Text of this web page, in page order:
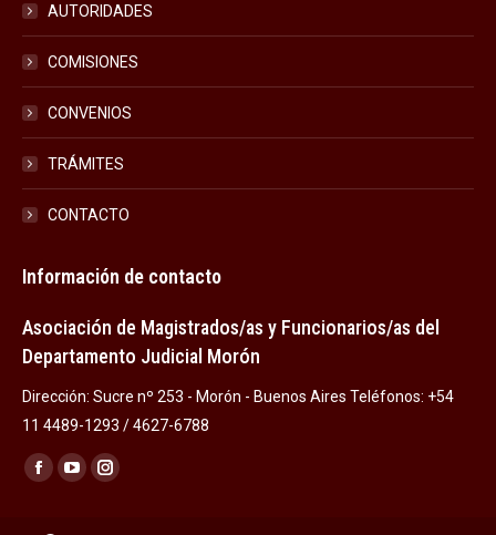
AUTORIDADES
COMISIONES
CONVENIOS
TRÁMITES
CONTACTO
Información de contacto
Asociación de Magistrados/as y Funcionarios/as del
Departamento Judicial Morón
Dirección: Sucre nº 253 - Morón - Buenos Aires Teléfonos: +54
11 4489-1293 / 4627-6788
Encuéntranos en:
Facebook
YouTubeInstagram